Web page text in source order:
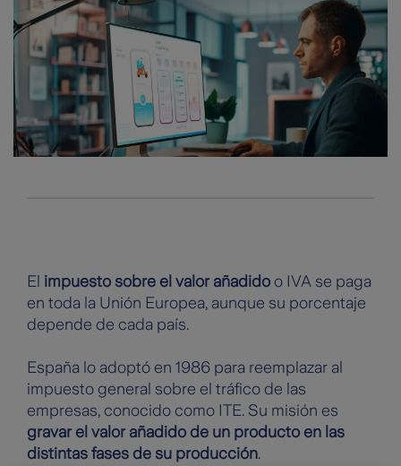
El impuesto sobre el valor añadido o IVA se paga
en toda la Unión Europea, aunque su porcentaje
depende de cada país.
España lo adoptó en 1986 para reemplazar al
impuesto general sobre el tráfico de las
empresas, conocido como ITE. Su misión es
gravar el valor añadido de un producto en las
distintas fases de su producción.